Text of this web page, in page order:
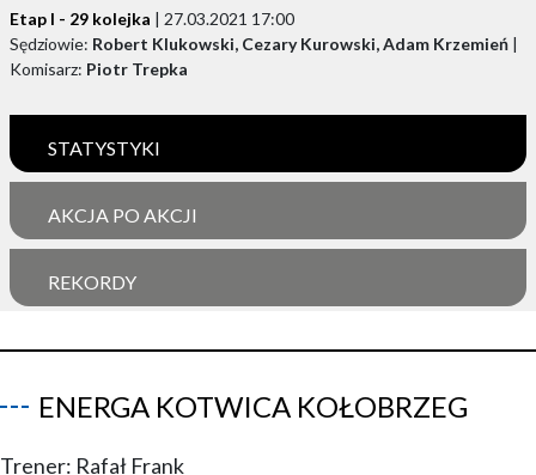
Etap I - 29 kolejka | 27.03.2021 17:00
Sędziowie: Robert Klukowski, Cezary Kurowski, Adam Krzemień |
Komisarz: Piotr Trepka
STATYSTYKI
AKCJA PO AKCJI
REKORDY
ENERGA KOTWICA KOŁOBRZEG
Trener: Rafał Frank